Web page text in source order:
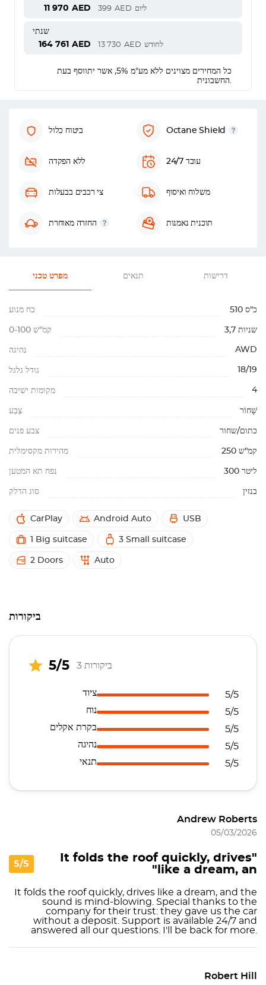
11 970 AED 399 AED ליום
שנתי
164 761 AED 13 730 AED לחודש
כל המחירים מצוינים ללא מע"מ 5%, אשר יתווסף בעת
החשבונית.
ביטוח כלול Octane Shield
ללא הפקדה עובד 24/7
צי רכבים בבעלות משלוח ואיסוף
החזרה מאוחרת תוכנית נאמנות
מפרט טכני תנאים דרישות
כח מנוע 510 כ"ס
0-100 קמ"ש 3,7 שניות
נהיגה AWD
גודל גלגל 18/19
מקומות ישיבה 4
צֶבַע שָׁחוֹר
צבע פנים כתום/שחור
מהירות מקסימלית 250 קמ"ש
נפח תא המטען 300 ליטר
סוג הדלק בנזין
CarPlay Android Auto USB
1 Big suitcase 3 Small suitcase
2 Doors Auto
ביקורות
5/5 3 ביקורות
ציוד
5/5
נוח
5/5
בקרת אקלים
5/5
נהיגה
5/5
תנאי
5/5
Andrew Roberts
05/03/2026
5/5
"It folds the roof quickly, drives
like a dream, an"
It folds the roof quickly, drives like a dream, and the
sound is mind-blowing. Special thanks to the
company for their trust: they gave us the car
without a deposit. Support is available 24/7 and
answered all our questions. I'll be back for more.
Robert Hill